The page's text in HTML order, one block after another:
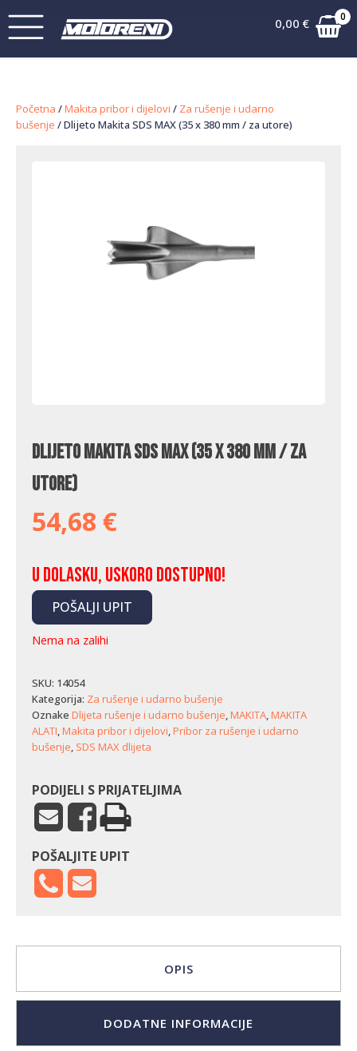
0,00 € 0
Početna /Makita pribor i dijelovi / Za rušenje i udarno
bušenje / Dlijeto Makita SDS MAX (35 x 380 mm / za utore)
Dlijeto Makita SDS MAX (35 x 380 mm / za
utore)
54,68 €
U dolasku, uskoro dostupno!
POŠALJI UPIT
Nema na zalihi
SKU: 14054
Kategorija: Za rušenje i udarno bušenje
Oznake Dlijeta rušenje i udarno bušenje,MAKITA,MAKITA
ALATI,Makita pribor i dijelovi,Pribor za rušenje i udarno
bušenje, SDS MAX dlijeta
PODIJELI S PRIJATELJIMA
POŠALJITE UPIT
OPIS
DODATNE INFORMACIJE